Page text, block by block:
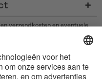
enverzendkostenen eventuele
anders beschreven
en elk gebruik van dergelijke
is onder licentie.